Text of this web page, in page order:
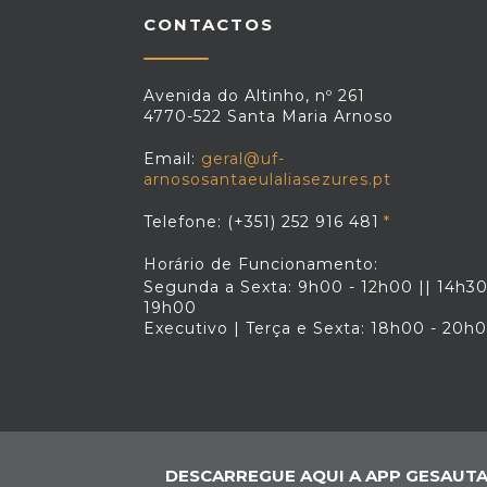
programa dos cheques.Ambos os serviços
faça o pedido através das páginas
seguintes:Pedir Cheque PsicólogoPedir
para pedidos de Cheques Psicólogo e
Nutricionista foram desenvolvidos pela
Agência para a Modernização
Administrativa (AMA), em conjunto com a
Direção-Geral do Ensino Superior (DGES),
a entidade responsável pelo serviço, e em
colaboração com a Ordem dos Psicólogos
e a Ordem dos Nutricionistas. Fonte:
gov.pt
CONTACTOS
Avenida do Altinho, nº 261
4770-522 Santa Maria Arnoso
Email: geral@uf-
arnososantaeulaliasezures.pt
Telefone: (+351) 252 916 481
Horário de Funcionamento:
Segunda a Sexta: 9h00 - 12h00 ||
19h00
Executivo | Terça e Sexta: 18h00 -
DESCARREGUE AQUI A APP